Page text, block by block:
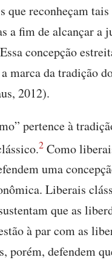
que reconheçam
a fim de alcançar a
concepção
marca da tradição
2012).
pertence à
2 Como
uma
Liberais
que as
à par com as
porém, defendem